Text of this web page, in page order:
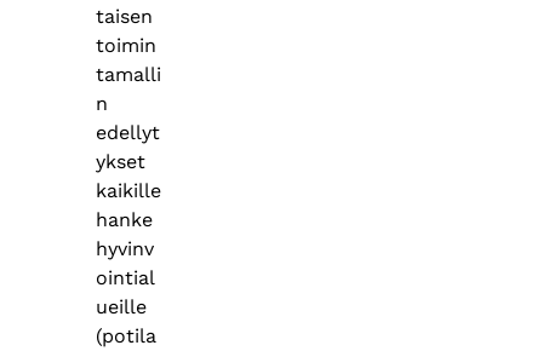
taisen
toimin
tamalli
n
edellyt
ykset
kaikille
hanke
hyvinv
ointial
ueille
(potila